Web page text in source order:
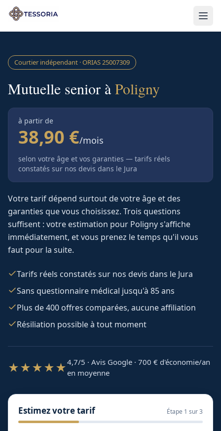
Aller au contenu principal
Courtier indépendant · ORIAS25007309
Mutuelle senior àPoligny
à partir de
38,90 €/mois
selon votre âge et vos garanties — tarifs réels
constatés sur nos devis dans le Jura
Votre tarif dépend surtout de votre âge et des
garanties que vous choisissez. Trois questions
suffisent : votre estimation pour Polignys'affiche
immédiatement, et vous prenez le temps qu'il vous
faut pour la suite.
Tarifs réels constatés sur nos devis dans le Jura
Sans questionnaire médical jusqu'à 85 ans
Plus de 400 offres comparées, aucune affiliation
Résiliation possible à tout moment
★★★★★4,7/5 · Avis Google · 700 € d'économie/an
en moyenne
Estimez votre tarif Étape 1 sur 3